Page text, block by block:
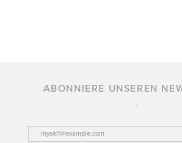
ABONNIERE UNSEREN